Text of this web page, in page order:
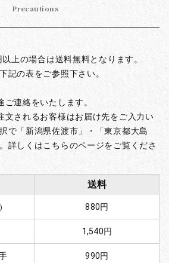
Precautions
上の場合は送料無料となります。
記の表をご参照下さい。
連絡をいたします。
文されるお客様はお届け先をご入力い
で「新潟県佐渡市」・「東京都大島
詳しくはこちらのページをご覧くださ
送料
880円
1,540円
990円